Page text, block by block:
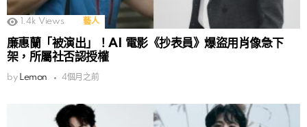
1.4k Views 藝人
廉惠蘭「被演出」！AI 電影《抄表員》爆盜用肖像急下
架，所屬社否認授權
by Lemon 4個月之前